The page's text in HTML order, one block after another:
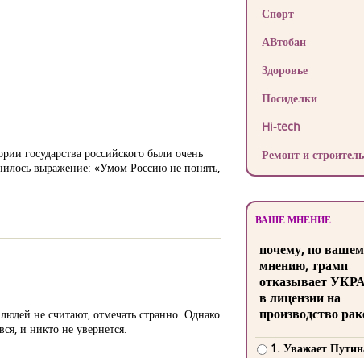
государства российского были очень
выражение: «Умом Россию не понять,
не считают, отмечать странно. Однако
и никто не увернется.
Спорт
АВтобан
Здоровье
Посиделки
Hi-tech
Ремонт и
ВАШЕ МНЕНИЕ
почему, по
мнению, трамп
отказывает
в лицензии на
производство
1. Уважает